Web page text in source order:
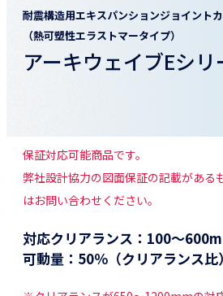
耐震構造用エキスパンションジョイント
（熱可塑性エラストマータイプ）
アーキウェイブEシリ
保証対応可能商品です。
弊社設計協力の図面保証の記載がある
はお問い合わせください。
対応クリアランス ：100～
可動量 ：50％（クリアランス比）